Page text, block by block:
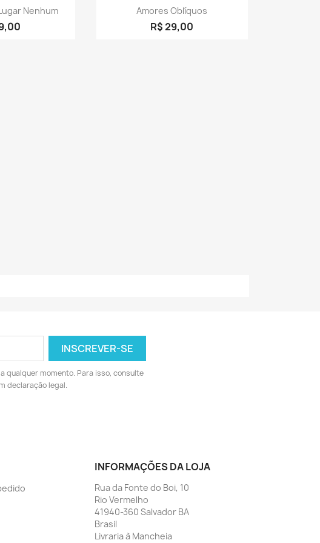
rápida
Nenhum Visualização rápida
Amores Oblíquos
R$ 29,00
qualquer momento. Para isso, consulte
declaração legal.
INFORMAÇÕES DA LOJA
Rua da Fonte do Boi, 10
Rio Vermelho
41940-360 Salvador BA
Brasil
Livraria à Mancheia